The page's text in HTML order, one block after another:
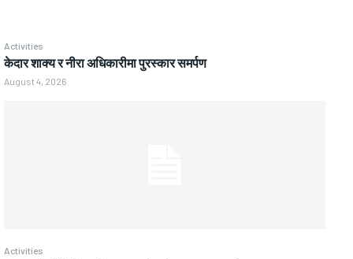
Activities
केदार शाक्य र नीरा अधिकारीमा पुरस्कार समर्पण
August 4, 2026
Activities